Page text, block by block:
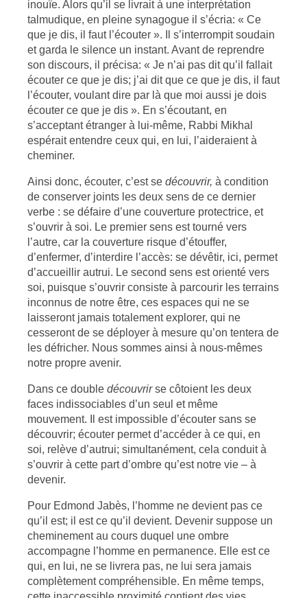
inouïe. Alors qu’il se livrait à une interprétation
talmudique, en pleine synagogue il s’écria: « Ce
que je dis, il faut l’écouter ». Il s’interrompit soudain
et garda le silence un instant. Avant de reprendre
son discours, il précisa: « Je n’ai pas dit qu’il fallait
écouter ce que je dis; j’ai dit que ce que je dis, il faut
l’écouter, voulant dire par là que moi aussi je dois
écouter ce que je dis ». En s’écoutant, en
s’acceptant étranger à lui-même, Rabbi Mikhal
espérait entendre ceux qui, en lui, l’aideraient à
cheminer.
Ainsi donc, écouter, c’est se découvrir, à condition
de conserver joints les deux sens de ce dernier
verbe : se défaire d’une couverture protectrice, et
s’ouvrir à soi. Le premier sens est tourné vers
l’autre, car la couverture risque d’étouffer,
d’enfermer, d’interdire l’accès: se dévêtir, ici, permet
d’accueillir autrui. Le second sens est orienté vers
soi, puisque s’ouvrir consiste à parcourir les terrains
inconnus de notre être, ces espaces qui ne se
laisseront jamais totalement explorer, qui ne
cesseront de se déployer à mesure qu’on tentera de
les défricher. Nous sommes ainsi à nous-mêmes
notre propre avenir.
Dans ce double découvrirse côtoient les deux
faces indissociables d’un seul et même
mouvement. Il est impossible d’écouter sans se
découvrir; écouter permet d’accéder à ce qui, en
soi, relève d’autrui; simultanément, cela conduit à
s’ouvrir à cette part d’ombre qu’est notre vie – à
devenir.
Pour Edmond Jabès, l’homme ne devient pas ce
qu’il est; il est ce qu’il devient. Devenir suppose un
cheminement au cours duquel une ombre
accompagne l’homme en permanence. Elle est ce
qui, en lui, ne se livrera pas, ne lui sera jamais
complètement compréhensible. En même temps,